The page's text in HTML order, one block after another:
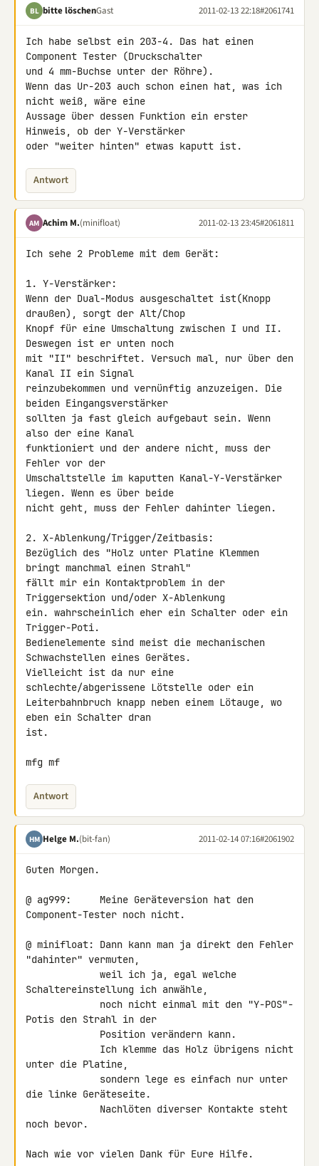
BL bitte löschenGast 2011-02-13 22:18#2061741
Ich habe selbst ein 203-4. Das hat einen
Component Tester (Druckschalter
und 4 mm-Buchse unter der Röhre).
Wenn das Ur-203 auch schon einen hat, was ich
nicht weiß, wäre eine
Aussage über dessen Funktion ein erster
Hinweis, ob der Y-Verstärker
oder "weiter hinten" etwas kaputt ist.
Antwort
AM Achim M.(minifloat) 2011-02-13 23:45#2061811
Ich sehe 2 Probleme mit dem Gerät:
1. Y-Verstärker:
Wenn der Dual-Modus ausgeschaltet ist(Knopp
draußen), sorgt der Alt/Chop
Knopf für eine Umschaltung zwischen I und II.
Deswegen ist er unten noch
mit "II" beschriftet. Versuch mal, nur über den
Kanal II ein Signal
reinzubekommen und vernünftig anzuzeigen. Die
beiden Eingangsverstärker
sollten ja fast gleich aufgebaut sein. Wenn
also der eine Kanal
funktioniert und der andere nicht, muss der
Fehler vor der
Umschaltstelle im kaputten Kanal-Y-Verstärker
liegen. Wenn es über beide
nicht geht, muss der Fehler dahinter liegen.
2. X-Ablenkung/Trigger/Zeitbasis:
Bezüglich des "Holz unter Platine Klemmen
bringt manchmal einen Strahl"
fällt mir ein Kontaktproblem in der
Triggersektion und/oder X-Ablenkung
ein. wahrscheinlich eher ein Schalter oder ein
Trigger-Poti.
Bedienelemente sind meist die mechanischen
Schwachstellen eines Gerätes.
Vielleicht ist da nur eine
schlechte/abgerissene Lötstelle oder ein
Leiterbahnbruch knapp neben einem Lötauge, wo
eben ein Schalter dran
ist.
mfg mf
Antwort
HM Helge M.(bit-fan) 2011-02-14 07:16#2061902
Guten Morgen.
@ ag999:     Meine Geräteversion hat den
Component-Tester noch nicht.
@ minifloat: Dann kann man ja direkt den Fehler
"dahinter" vermuten,
Schaltereinstellung ich anwähle,
Potis den Strahl in der
unter die Platine,
die linke Geräteseite.
noch bevor.
Nach wie vor vielen Dank für Eure Hilfe.